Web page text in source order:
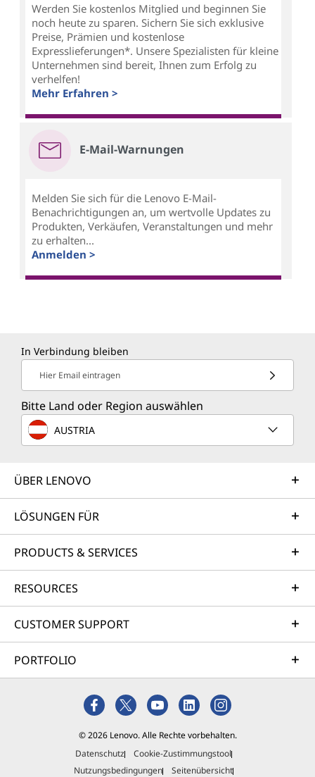
Werden Sie kostenlos Mitglied und beginnen Sie
noch heute zu sparen. Sichern Sie sich exklusive
Preise, Prämien und kostenlose
Expresslieferungen*. Unsere Spezialisten für kleine
Unternehmen sind bereit, Ihnen zum Erfolg zu
verhelfen!
Mehr Erfahren >
E-Mail-Warnungen
Melden Sie sich für die Lenovo E-Mail-
Benachrichtigungen an, um wertvolle Updates zu
Produkten, Verkäufen, Veranstaltungen und mehr
zu erhalten...
Anmelden >
In Verbindung bleiben
Hier Email eintragen
Bitte Land oder Region auswählen
AUSTRIA
ÜBER LENOVO
LÖSUNGEN FÜR
PRODUCTS & SERVICES
RESOURCES
CUSTOMER SUPPORT
PORTFOLIO
© 2026 Lenovo. Alle Rechte vorbehalten.
Datenschutz
Cookie-Zustimmungstool
Nutzungsbedingungen
Seitenübersicht